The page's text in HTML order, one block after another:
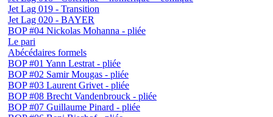
Jet Lag 019 - Transition
Jet Lag 020 - BAYER
BOP #04 Nickolas Mohanna - pliée
Le pari
Abécédaires formels
BOP #01 Yann Lestrat - pliée
BOP #02 Samir Mougas - pliée
BOP #03 Laurent Grivet - pliée
BOP #08 Brecht Vandenbrouck - pliée
BOP #07 Guillaume Pinard - pliée